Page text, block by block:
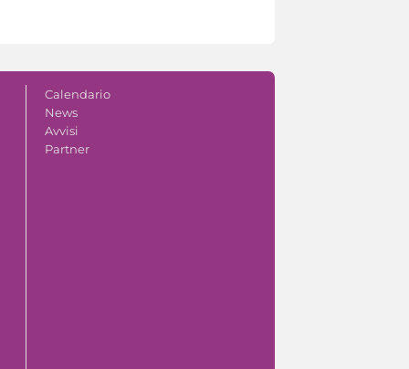
Calendario
News
Avvisi
Partner